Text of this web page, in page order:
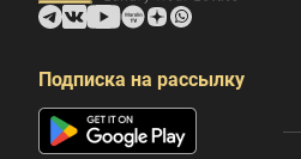
Подписка на рассылку